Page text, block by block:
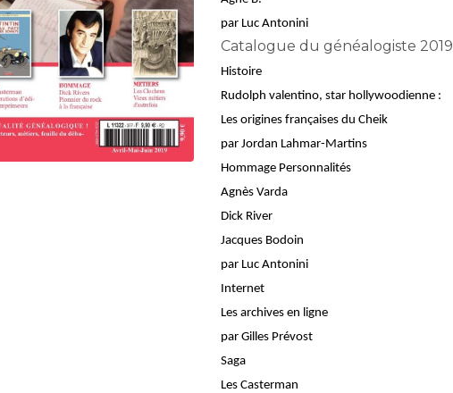
par Luc Antonini
Catalogue du généalogiste 2019
Histoire
Rudolph valentino, star hollywoodienne :
Les origines françaises du Cheik
par Jordan Lahmar-Martins
Hommage Personnalités
Agnès Varda
Dick River
Jacques Bodoin
par Luc Antonini
Internet
Les archives en ligne
par Gilles Prévost
Saga
Les Casterman